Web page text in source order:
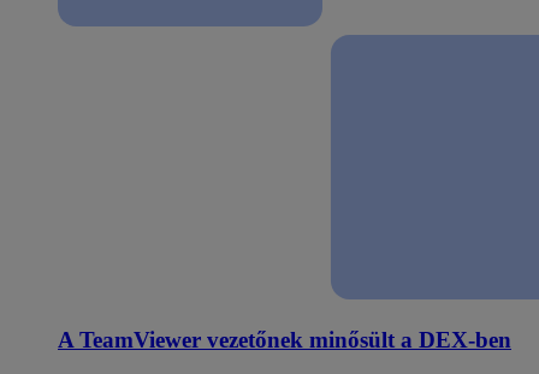
A TeamViewer vezetőnek minősült a DEX-ben